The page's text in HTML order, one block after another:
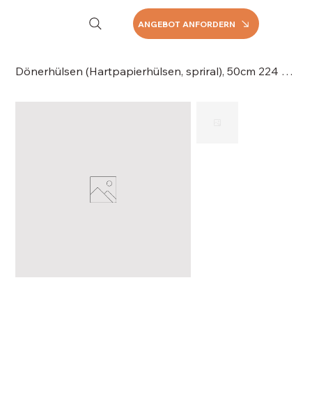
ANGEBOT ANFORDERN
Dönerhülsen (Hartpapierhülsen, spriral), 50cm 224 Hülsen/Karton, 051-050